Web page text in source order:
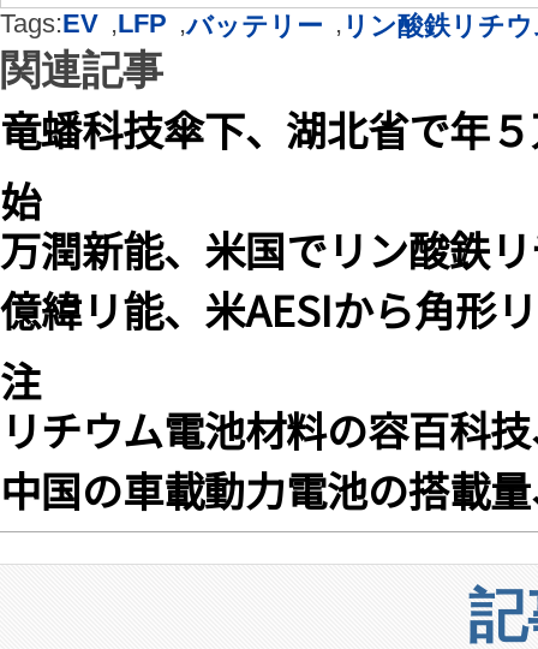
Tags:EV ,LFP ,バッテリー , リン酸鉄リチ
関連記事
竜蟠科技傘下、湖北省で年
始
万潤新能、米国でリン酸鉄
億緯リ能、米AESIから角形
注
リチウム電池材料の容百科
中国の車載動力電池の搭載